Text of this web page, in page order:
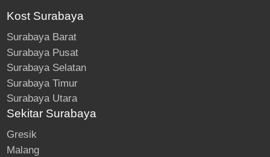
Kost Surabaya
Surabaya Barat
Surabaya Pusat
Surabaya Selatan
Surabaya Timur
Surabaya Utara
Sekitar Surabaya
Gresik
Malang